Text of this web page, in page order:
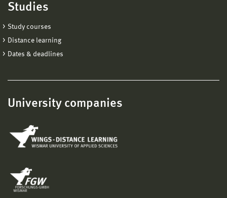
Studies
Study courses
Distance learning
Dates & deadlines
University companies